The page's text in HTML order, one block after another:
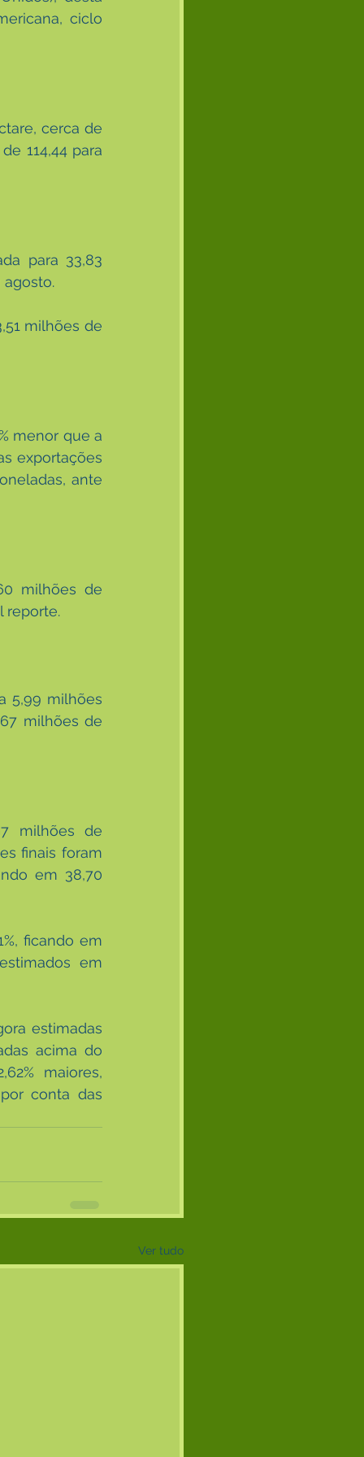
ciclo
cerca de
114,44 para
para 33,83
milhões de
menor que a
exportações
ante
milhões de
reporte.
5,99 milhões
milhões de
milhões de
finais foram
em 38,70
ficando em
em
estimadas
acima do
maiores,
conta das
Ver tudo